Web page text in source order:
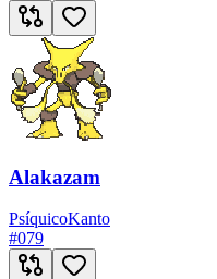
Alakazam
PsíquicoKanto
#079